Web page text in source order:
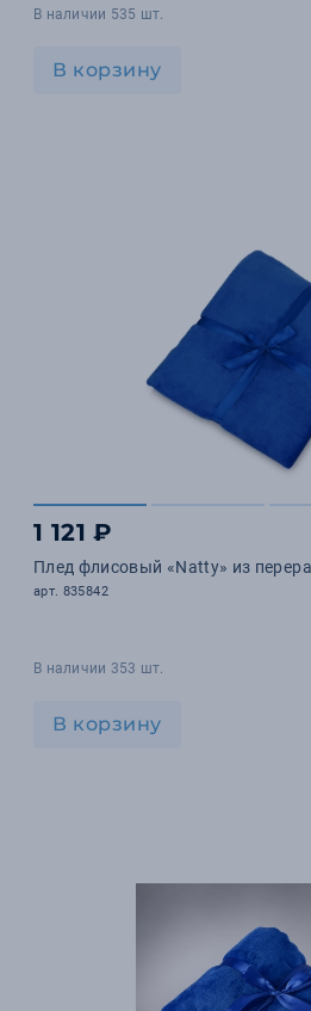
В наличии 535 шт.
В корзину
1 121 ₽
Плед флисовый «Natty» из
арт. 835842
В наличии 353 шт.
В корзину